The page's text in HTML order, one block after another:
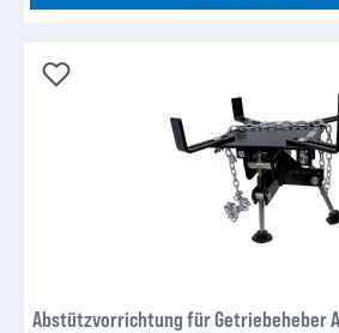
Abstützvorrichtung für Getriebeheber